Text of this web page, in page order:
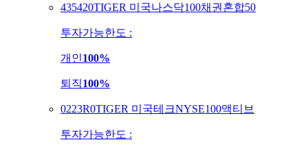
435420TIGER 미국나스닥100채권혼합50
투자가능한도 :
개인100%
퇴직100%
0223R0TIGER 미국테크NYSE100액티브
투자가능한도 :